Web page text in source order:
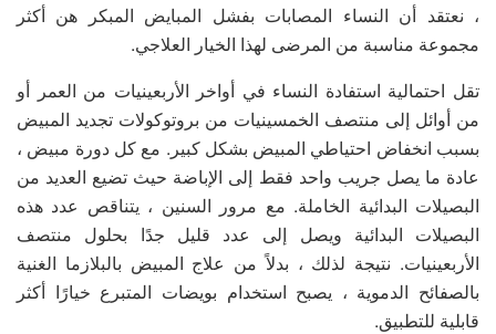
، نعتقد أن النساء المصابات بفشل المبايض المبكر هن أكثر
مجموعة مناسبة من المرضى لهذا الخيار العلاجي.
تقل احتمالية استفادة النساء في أواخر الأربعينيات من العمر أو
من أوائل إلى منتصف الخمسينيات من بروتوكولات تجديد المبيض
بسبب انخفاض احتياطي المبيض بشكل كبير. مع كل دورة مبيض ،
عادة ما يصل جريب واحد فقط إلى الإباضة حيث تضيع العديد من
البصيلات البدائية الخاملة. مع مرور السنين ، يتناقص عدد هذه
البصيلات البدائية ويصل إلى عدد قليل جدًا بحلول منتصف
الأربعينيات. نتيجة لذلك ، بدلاً من علاج المبيض بالبلازما الغنية
بالصفائح الدموية ، يصبح استخدام بويضات المتبرع خيارًا أكثر
قابلية للتطبيق.